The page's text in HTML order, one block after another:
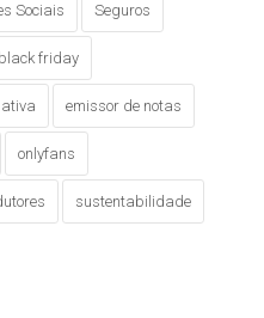
Sociais Seguros
black friday
emissor de notas
onlyfans
sustentabilidade